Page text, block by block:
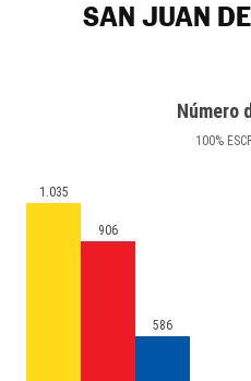
SAN JUAN
Número
100%
1.035
906
586